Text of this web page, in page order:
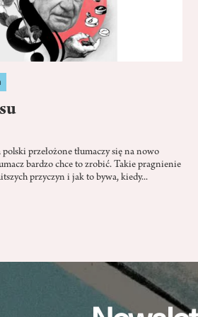
przełożone tłumaczy się na nowo
bardzo chce to zrobić. Takie pragnienie
przyczyn i jak to bywa, kiedy...